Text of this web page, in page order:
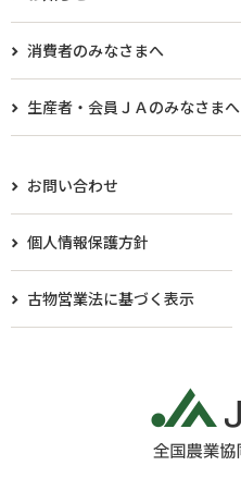
消費者のみなさまへ
生産者・会員ＪＡのみなさまへ​
お問い合わせ
個人情報保護方針
古物営業法に基づく表示